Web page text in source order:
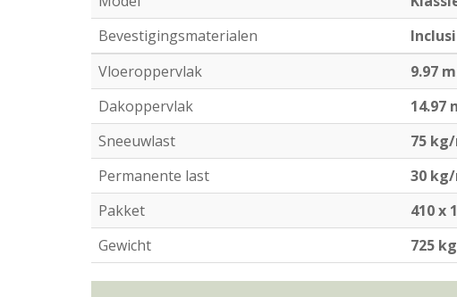
Bevestigingsmaterialen
Vloeroppervlak
9.97
Dakoppervlak
14.97
Sneeuwlast
75
Permanente last
30
Pakket
410 x
Gewicht
725 kg